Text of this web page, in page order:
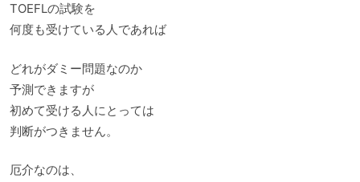
TOEFLの試験を
何度も受けている人であれば
どれがダミー問題なのか
予測できますが
初めて受ける人にとっては
判断がつきません。
厄介なのは、